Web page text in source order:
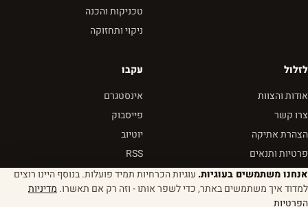
טכניקות והכנה
ניקוי ותחזוקה
לזלול
אודות והצוות
צרו קשר
הצהרת אתיקה
פרטיות ותנאים
עקבו
אינסטגרם
פייסבוק
יוטיוב
RSS
אנחנו משתמשים בעוגיות. עוגיות הכרחיות תמיד פועלות. בנוסף היינו רוצים
למדוד איך משתמשים באתר, כדי לשפר אותו - וזה רק אם תאשרו. מדיניות
הפרטיות